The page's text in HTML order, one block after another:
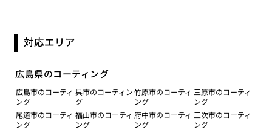
対応エリア
広島県のコーティング
広島市のコーティ
ング
呉市のコーティン
グ
竹原市のコーティ
ング
三原市のコーティ
ング
尾道市のコーティ
ング
福山市のコーティ
ング
府中市のコーティ
ング
三次市のコーティ
ング